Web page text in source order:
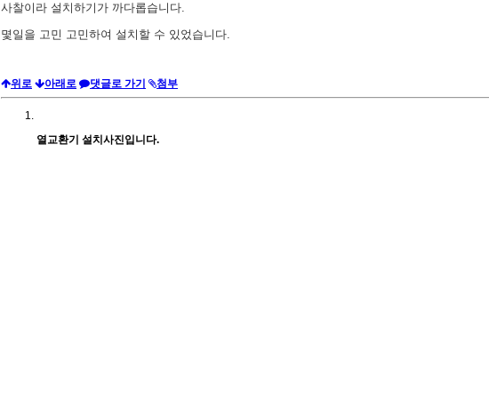
사찰이라 설치하기가 까다롭습니다.
몇일을 고민 고민하여 설치할 수 있었습니다.
위로 아래로 댓글로 가기 첨부
열교환기 설치사진입니다.